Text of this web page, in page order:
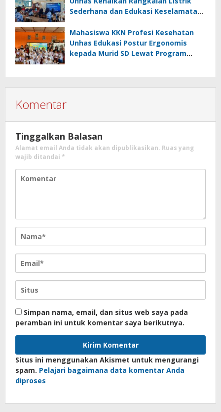
Sederhana dan Edukasi Keselamatan
Langkeang
Mahasiswa KKN Profesi Kesehatan
Unhas Edukasi Postur Ergonomis
kepada Murid SD Lewat Program
Komentar
Tinggalkan Balasan
Alamat email Anda tidak akan dipublikasikan. Ruas yang
wajib ditandai *
Simpan nama, email, dan situs web saya pada
peramban ini untuk komentar saya berikutnya.
Situs ini menggunakan Akismet untuk mengurangi
spam. Pelajari bagaimana data komentar Anda
diproses